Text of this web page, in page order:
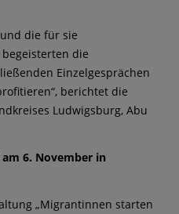
die für sie
die
Einzelgesprächen
berichtet die
Ludwigsburg, Abu
6. November in
„Migrantinnen starten